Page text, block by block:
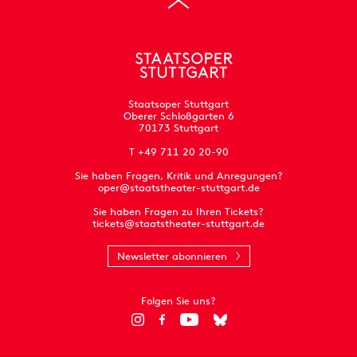
Staatsoper Stuttgart
Oberer Schloßgarten 6
70173 Stuttgart
T +49 711 20 20-90
Sie haben Fragen, Kritik und Anregungen?
oper@staatstheater-stuttgart.de
Sie haben Fragen zu Ihren Tickets?
tickets@staatstheater-stuttgart.de
Newsletter abonnieren
Folgen Sie uns?